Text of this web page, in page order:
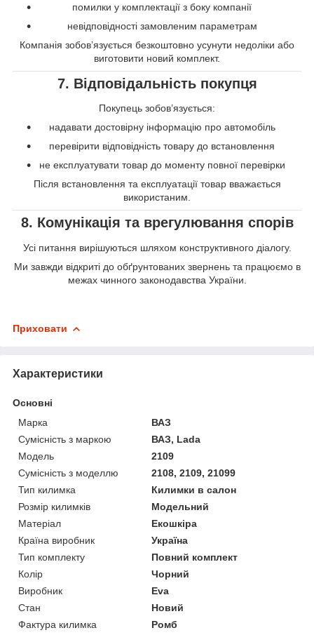
помилки у комплектації з боку компанії
невідповідності замовленим параметрам
Компанія зобов’язується безкоштовно усунути недоліки або
виготовити новий комплект.
7. Відповідальність покупця
Покупець зобов’язується:
надавати достовірну інформацію про автомобіль
перевірити відповідність товару до встановлення
не експлуатувати товар до моменту повної перевірки
Після встановлення та експлуатації товар вважається
використаним.
8. Комунікація та врегулювання спорів
Усі питання вирішуються шляхом конструктивного діалогу.
Ми завжди відкриті до обґрунтованих звернень та працюємо в
межах чинного законодавства України.
Приховати
Характеристики
Основні
Марка
ВАЗ
Сумісність з маркою
ВАЗ, Lada
Модель
2109
Сумісність з моделлю
2108, 2109, 21099
Тип килимка
Килимки в салон
Розмір килимків
Модельний
Матеріал
Екошкіра
Країна виробник
Україна
Тип комплекту
Повний комплект
Колір
Чорний
Виробник
Eva
Стан
Новий
Фактура килимка
Ромб